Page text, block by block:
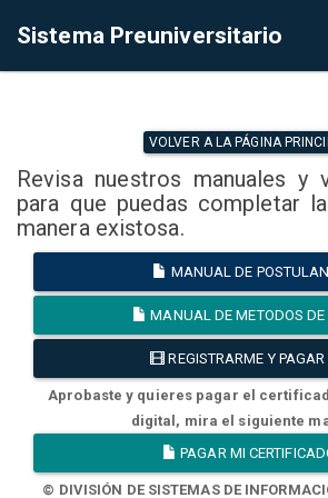
Sistema Preuniversitario
VOLVER A LA PÁGINA
Revisa nuestros manuales y
para que puedas completar
manera existosa.
MANUAL DE
MANUAL DE METODOS DE
REGISTRARME Y PAGAR
Aprobaste y quieres pagar el
digital, mira el siguiente
PAGAR MI
© DIVISIÓN DE SISTEMAS DE